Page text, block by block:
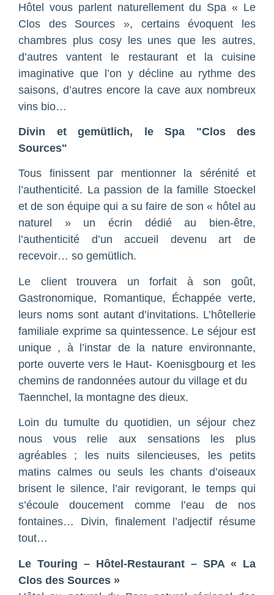
Hôtel vous parlent naturellement du Spa « Le
Clos des Sources », certains évoquent les
chambres plus cosy les unes que les autres,
d’autres vantent le restaurant et la cuisine
imaginative que l’on y décline au rythme des
saisons, d’autres encore la cave aux nombreux
vins bio…
Divin et gemütlich, le Spa "Clos des
Sources"
Tous finissent par mentionner la sérénité et
l’authenticité. La passion de la famille Stoeckel
et de son équipe qui a su faire de son « hôtel au
naturel » un écrin dédié au bien-être,
l’authenticité d’un accueil devenu art de
recevoir… so gemütlich.
Le client trouvera un forfait à son goût,
Gastronomique, Romantique, Échappée verte,
leurs noms sont autant d’invitations. L’hôtellerie
familiale exprime sa quintessence. Le séjour est
unique , à l’instar de la nature environnante,
porte ouverte vers le Haut- Koenisgbourg et les
chemins de randonnées autour du village et du
Taennchel, la montagne des dieux.
Loin du tumulte du quotidien, un séjour chez
nous vous relie aux sensations les plus
agréables ; les nuits silencieuses, les petits
matins calmes ou seuls les chants d’oiseaux
brisent le silence, l’air revigorant, le temps qui
s’écoule doucement comme l’eau de nos
fontaines… Divin, finalement l’adjectif résume
tout…
Le Touring – Hôtel-Restaurant – SPA « La
Clos des Sources »